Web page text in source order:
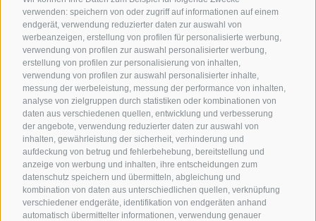
verwenden: speichern von oder zugriff auf informationen auf einem
endgerät, verwendung reduzierter daten zur auswahl von
werbeanzeigen, erstellung von profilen für personalisierte werbung,
verwendung von profilen zur auswahl personalisierter werbung,
erstellung von profilen zur personalisierung von inhalten,
verwendung von profilen zur auswahl personalisierter inhalte,
messung der werbeleistung, messung der performance von inhalten,
analyse von zielgruppen durch statistiken oder kombinationen von
daten aus verschiedenen quellen, entwicklung und verbesserung
der angebote, verwendung reduzierter daten zur auswahl von
inhalten, gewährleistung der sicherheit, verhinderung und
aufdeckung von betrug und fehlerbehebung, bereitstellung und
anzeige von werbung und inhalten, ihre entscheidungen zum
datenschutz speichern und übermitteln, abgleichung und
kombination von daten aus unterschiedlichen quellen, verknüpfung
verschiedener endgeräte, identifikation von endgeräten anhand
automatisch übermittelter informationen, verwendung genauer
Nützliche Links
Alle Unterkünfte
Hotels in Jenesien
Camping in Jenesien
Ferienwohnungen in Jenesien
B&B - Gästezimmervermieter
Urlaub auf dem Bauernhof
Südtirol Apps für unterwegs
Jobs